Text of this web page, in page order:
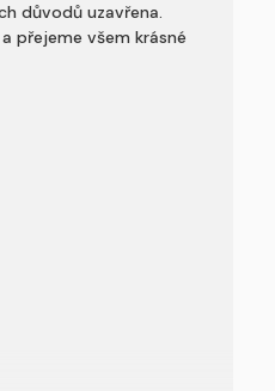
důvodů uzavřena.
přejeme všem krásné